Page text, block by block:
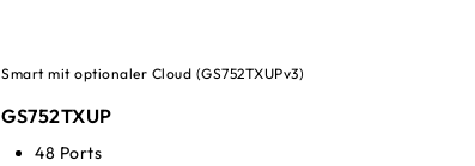
Smart mit optionaler Cloud (GS752TXUPv3)
GS752TXUP
48 Ports